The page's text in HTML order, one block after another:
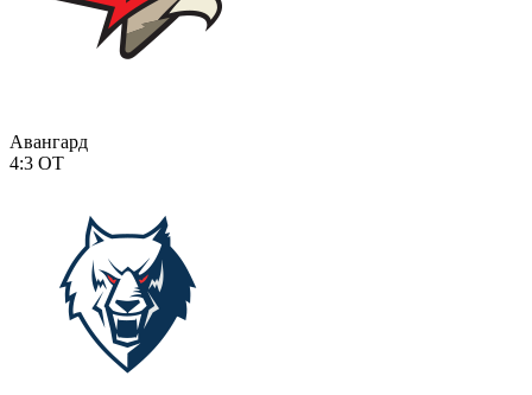
Авангард
4:3 ОТ